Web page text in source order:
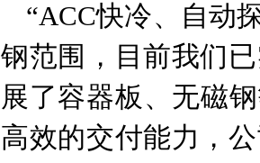
“ACC快冷、自动
钢范围，目前我们
展了容器板、无磁
高效的交付能力，